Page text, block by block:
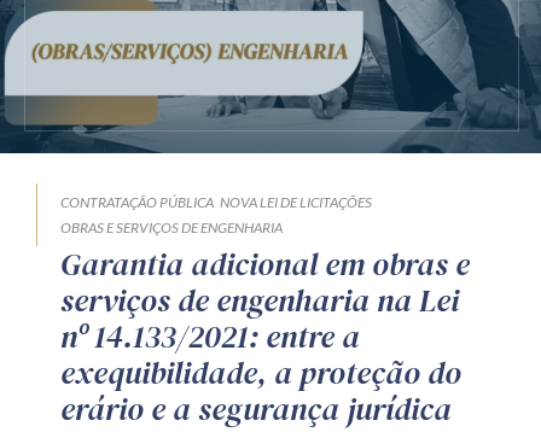
CONTRATAÇÃO PÚBLICA NOVA LEI DE LICITAÇÕES
OBRAS E SERVIÇOS DE ENGENHARIA
Garantia adicional em obras e
serviços de engenharia na Lei
nº 14.133/2021: entre a
exequibilidade, a proteção do
erário e a segurança jurídica